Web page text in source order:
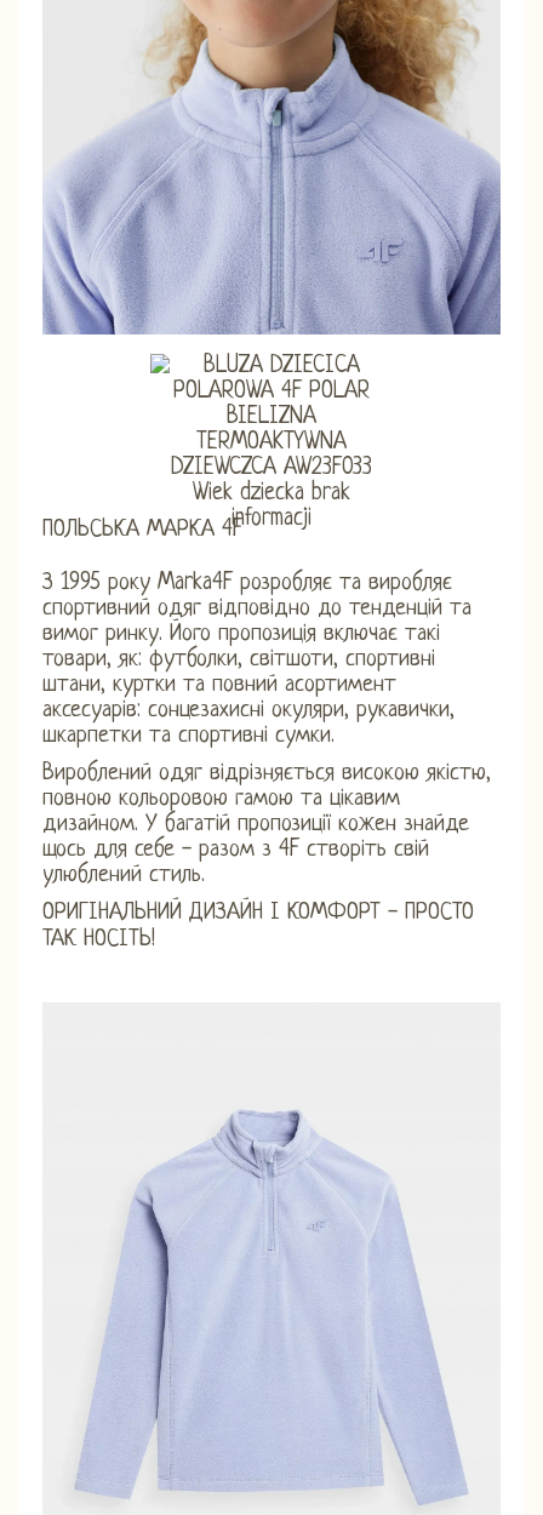
ПОЛЬСЬКА МАРКА 4F
З 1995 року Marka4F розробляє та виробляє
спортивний одяг відповідно до тенденцій та
вимог ринку. Його пропозиція включає такі
товари, як: футболки, світшоти, спортивні
штани, куртки та повний асортимент
аксесуарів: сонцезахисні окуляри, рукавички,
шкарпетки та спортивні сумки.
Вироблений одяг відрізняється високою якістю,
повною кольоровою гамою та цікавим
дизайном. У багатій пропозиції кожен знайде
щось для себе - разом з 4F створіть свій
улюблений стиль.
ОРИГІНАЛЬНИЙ ДИЗАЙН І КОМФОРТ - ПРОСТО
ТАК НОСІТЬ!